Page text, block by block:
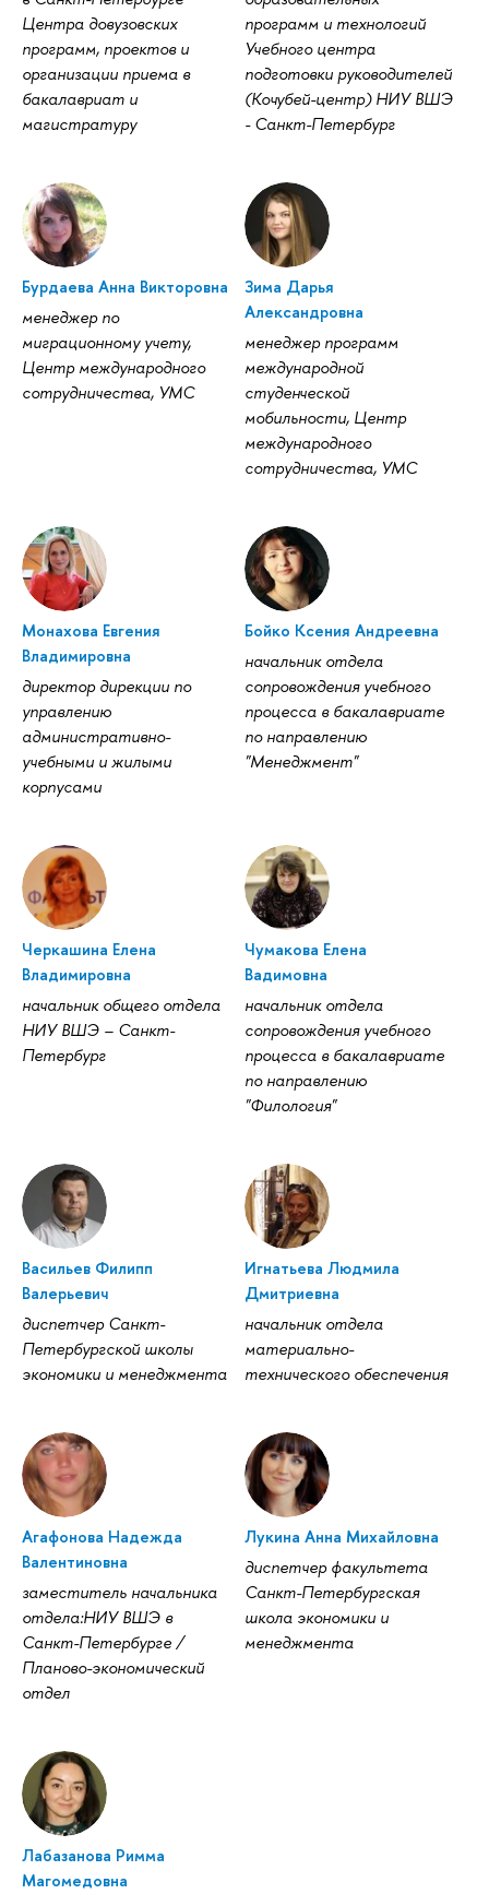
Центра довузовских
программ, проектов и
организации приема в
бакалавриат и
магистратуру
программ и технологий
Учебного центра
подготовки руководителей
(Кочубей-центр) НИУ ВШЭ
- Санкт-Петербург
Бурдаева Анна Викторовна
менеджер по
миграционному учету,
Центр международного
сотрудничества, УМС
Зима Дарья
Александровна
менеджер программ
международной
студенческой
мобильности, Центр
международного
сотрудничества, УМС
Монахова Евгения
Владимировна
директор дирекции по
управлению
административно-
учебными и жилыми
корпусами
Бойко Ксения Андреевна
начальник отдела
сопровождения учебного
процесса в бакалавриате
по направлению
"Менеджмент"
Черкашина Елена
Владимировна
начальник общего отдела
НИУ ВШЭ – Санкт-
Петербург
Чумакова Елена
Вадимовна
начальник отдела
сопровождения учебного
процесса в бакалавриате
по направлению
"Филология"
Васильев Филипп
Валерьевич
диспетчер Санкт-
Петербургской школы
экономики и менеджмента
Игнатьева Людмила
Дмитриевна
начальник отдела
материально-
технического обеспечения
Агафонова Надежда
Валентиновна
заместитель начальника
отдела:НИУ ВШЭ в
Санкт-Петербурге /
Планово-экономический
отдел
Лукина Анна Михайловна
диспетчер факультета
Санкт-Петербургская
школа экономики и
менеджмента
Лабазанова Римма
Магомедовна